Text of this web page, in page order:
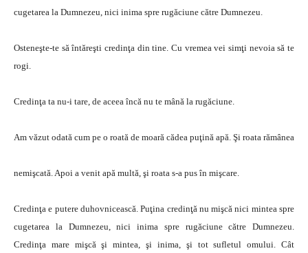
cugetarea la Dumnezeu, nici inima spre rugăciune către Dumnezeu.
Osteneşte-te să întăreşti credinţa din tine. Cu vremea vei simţi nevoia să te
rogi.
Credinţa ta nu-i tare, de aceea încă nu te mână la rugăciune.
Am văzut odată cum pe o roată de moară cădea puţină apă. Şi roata rămânea
nemişcată. Apoi a venit apă multă, şi roata s-a pus în mişcare.
Credinţa e putere duhovnicească. Puţina credinţă nu mişcă nici mintea spre
cugetarea la Dumnezeu, nici inima spre rugăciune către Dumnezeu.
Credinţa mare mişcă şi mintea, şi inima, şi tot sufletul omului. Cât